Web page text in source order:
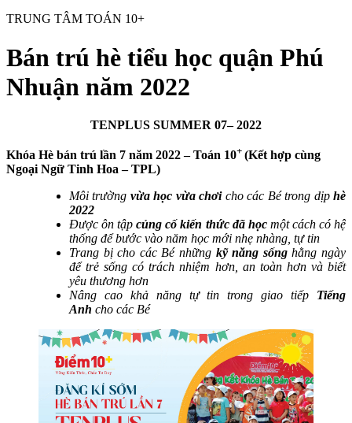
TRUNG TÂM TOÁN 10+
Bán trú hè tiểu học quận Phú
Nhuận năm 2022
TENPLUS SUMMER 07– 2022
Khóa Hè bán trú lần 7 năm 2022 – Toán 10+ (Kết hợp cùng
Ngoại Ngữ Tinh Hoa – TPL)
Môi trường vừa học vừa chơi cho các Bé trong dịphè
2022
Được ôn tậpcủng cố kiến thức đã họcmột cách có hệ
thống để bước vào năm học mới nhẹ nhàng, tự tin
Trang bị cho các Bé những kỹ năng sốnghằng ngày
để trẻ sống có trách nhiệm hơn, an toàn hơn và biết
yêu thương hơn
Nâng cao khả năng tự tin trong giao tiếp Tiếng
Anh cho các Bé